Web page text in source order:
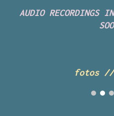
AUDIO RECORDINGS
fotos //